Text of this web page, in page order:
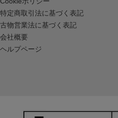
特定商取引法に基づく表記
古物営業法に基づく表記
会社概要
ヘルプページ